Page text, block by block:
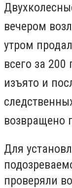
вечером
утром
всего за
изъято и
возвращено
Для
проверяли